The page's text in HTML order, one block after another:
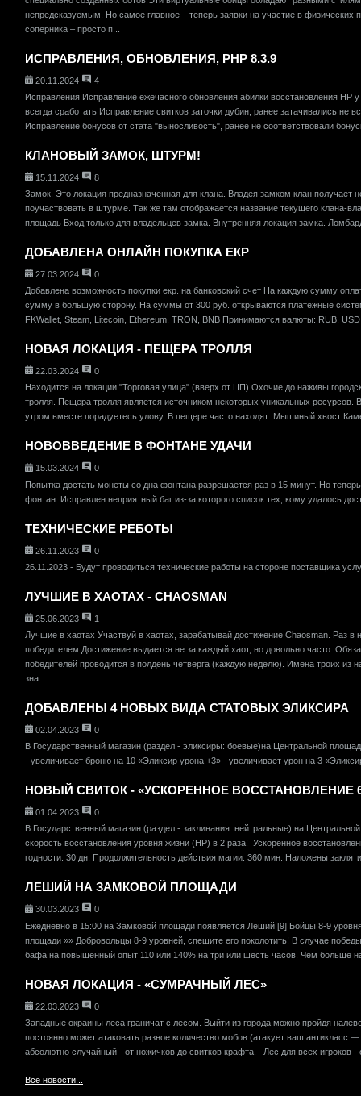
непредсказуемым. Но самое главное – теперь заявки на участие в
соперника – просто п...
ИСПРАВЛЕНИЯ, ОБНОВЛЕНИЯ, PHP 8.3.9
20.11.2024
4
Исправления Исправление ежечасного обновления абилки восстановления
всегда сработать Исправление свитков заточки дубин, ранее затачивались
Исправление бонусов от стата "выносливость", ранее не соответствовали
КЛАНОВЫЙ ЗАМОК, ШТУРМ!
15.11.2024
8
Замок. Это локация предназначенная для клана. Владея замком клан
поучаствовать в штурме. Так же там отображается название текущего клана-
площадь Вход только для владельцев замка. Внутренняя локация замка.
ДОБАВЛЕНА ОНЛАЙН ПОКУПКА ЕКР
27.03.2024
0
Добавлена возможность покупки екр. на банковский счет На каждую сумму
сумму в большую сторону. На суммы от 300 руб. открываются платежные
FKWallet, Steam, Litecoin, Ethereum, TRON, BNB Принимаются валюты: RUB,
НОВАЯ ЛОКАЦИЯ - ПЕЩЕРА ТРОЛЛЯ
22.03.2024
0
Находится на локации "Торговая улица" (вверх от ЦП) Охочие до наживы
тролля. Пещера тролля является источником некоторых уникальных
утром вместе порадуетесь улову. В пещере часто находят: Мышиный хвост
НОВОВВЕДЕНИЕ В ФОНТАНЕ УДАЧИ
15.03.2024
0
Попытка достать монеты со дна фонтана разрешается раз в 15 минут. Но
фонтан. Исправлен неприятный баг из-за которого список тех, кому удалось
ТЕХНИЧЕСКИЕ РЕБОТЫ
26.11.2023
0
26.11.2023 - Будут проводиться технические работы на стороне поставщика
ЛУЧШИЕ В ХАОТАХ - CHAOSMAN
25.06.2023
1
Лучшие в хаотах Участвуй в хаотах, зарабатывай достижение Chaosman. Раз
победителем Достижение выдается не за каждый хаот, но довольно часто.
победителей проводится в полдень четверга (каждую неделю). Имена троих
зна...
ДОБАВЛЕНЫ 4 НОВЫХ ВИДА СТАТОВЫХ ЭЛИКСИРА
02.04.2023
0
В Государственный магазин (раздел - эликсиры: боевые)на Центральной
- увеличивает броню на 10 «Эликсир урона +3» - увеличивает урон на 3
НОВЫЙ СВИТОК - «УСКОРЕННОЕ ВОССТАНОВЛЕНИЕ
01.04.2023
0
В Государственный магазин (раздел - заклинания: нейтральные) на
скорость восстановления уровня жизни (HP) в 2 раза! Ускоренное
годности: 30 дн. Продолжительность действия магии: 360 мин. Наложены
ЛЕШИЙ НА ЗАМКОВОЙ ПЛОЩАДИ
30.03.2023
0
Ежедневно в 15:00 на Замковой площади появляется Леший [9] Бойцы 8-9
площади »» Добровольцы 8-9 уровней, спешите его поколотить! В случае
бафа на повышенный опыт 110 или 140% на три или шесть часов. Чем больше
НОВАЯ ЛОКАЦИЯ - «СУМРАЧНЫЙ ЛЕС»
22.03.2023
0
Западные окраины леса граничат с лесом. Выйти из города можно пройдя
постоянно может атаковать разное количество мобов (атакует ваш
абсолютно случайный - от ножичков до свитков крафта. Лес для всех игроков
Все новости...